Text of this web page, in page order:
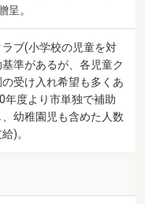
呈。
ブ(小学校の児童を対
準があるが、各児童ク
受け入れ希望も多くあ
年度より市単独で補助
幼稚園児も含めた人数
)。